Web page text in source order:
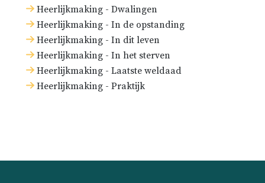
Heerlijkmaking - Dwalingen
Heerlijkmaking - In de opstanding
Heerlijkmaking - In dit leven
Heerlijkmaking - In het sterven
Heerlijkmaking - Laatste weldaad
Heerlijkmaking - Praktijk